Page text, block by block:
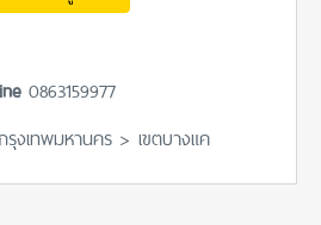
0863159977
งเทพมหานคร > เขตบางแค